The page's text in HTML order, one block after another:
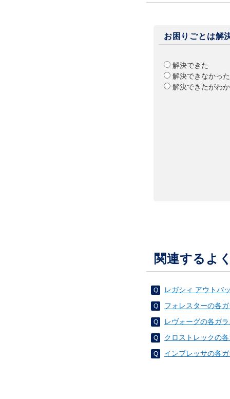
お困りごとは解
解決できた
解決できなかった
解決できたがわ
関連するよ
レガシィ アウトバ
フォレスターの各
レヴォーグの各ガ
クロストレックの
インプレッサの各